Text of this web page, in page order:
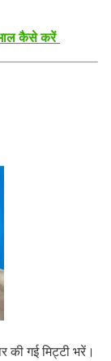
कैसे करें
गई मिट्टी भरें।